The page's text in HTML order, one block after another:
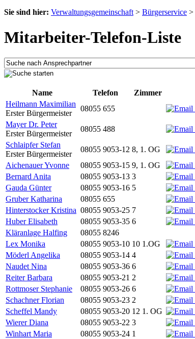
Sie sind hier: Verwaltungsgemeinschaft > Bürgerservice >
Mitarbeiter-Telefon-Liste
Name
Telefon Zimmer
Heilmann Maximilian
Erster Bürgermeister
08055 655
Mayer Dr. Peter
Erster Bürgermeister
08055 488
Schlaipfer Stefan
Erster Bürgermeister
08055 9053-12 8, 1. OG
Aichenauer Yvonne
08055 9053-15 9, 1. OG
Bernard Anita
08055 9053-13 3
Gauda Günter
08055 9053-16 5
Gruber Katharina
08055 655
Hinterstocker Kristina 08055 9053-25 7
Huber Elisabeth
08055 9053-35 6
Kläranlage Halfing
08055 8246
Lex Monika
08055 9053-10 10 1.OG
Möderl Angelika
08055 9053-14 4
Naudet Nina
08055 9053-36 6
Reiter Barbara
08055 9053-21 2
Rottmoser Stephanie
08055 9053-26 6
Schachner Florian
08055 9053-23 2
Scheffel Mandy
08055 9053-20 12 1. OG
Wierer Diana
08055 9053-22 3
Winhart Maria
08055 9053-24 1